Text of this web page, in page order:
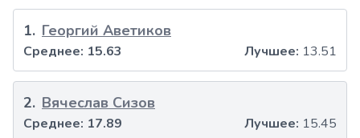
1. Георгий Аветиков
Среднее: 15.63 Лучшее: 13.51
2. Вячеслав Сизов
Среднее: 17.89 Лучшее: 15.45